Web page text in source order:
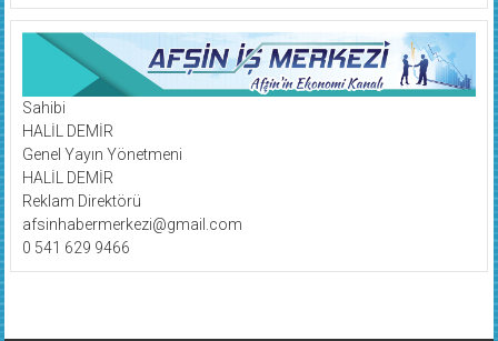
Sahibi
HALİL DEMİR
Genel Yayın Yönetmeni
HALİL DEMİR
Reklam Direktörü
afsinhabermerkezi@gmail.com
0 541 629 9466